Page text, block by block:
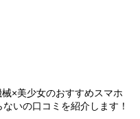
械×美少女のおすすめスマホ
いの口コミを紹介します！